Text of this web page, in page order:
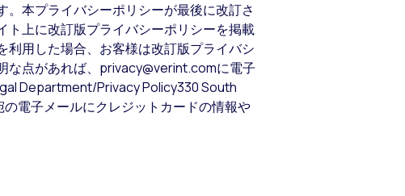
本プライバシーポリシーが最後に改訂さ
ト上に改訂版プライバシーポリシーを掲載
利用した場合、お客様は改訂版プライバシ
な点があれば、privacy@verint.comに電子
Department/Privacy Policy330 South
電子メールにクレジットカードの情報や